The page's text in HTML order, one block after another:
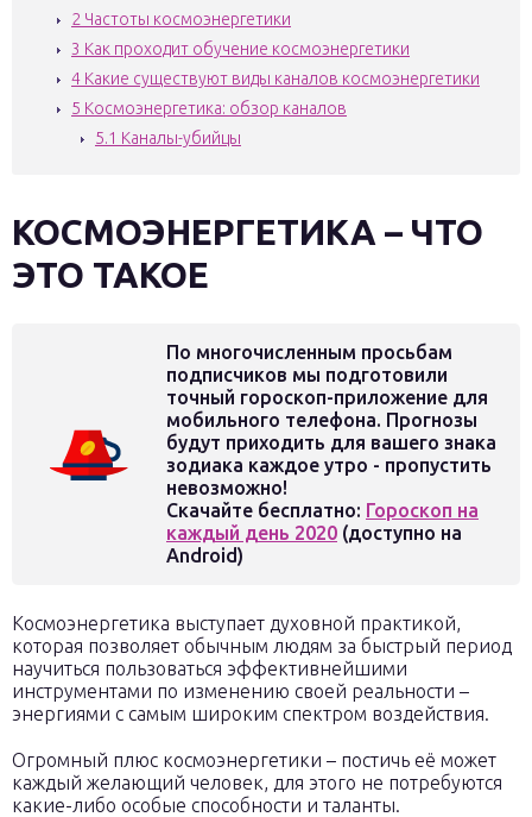
2 Частоты космоэнергетики
3 Как проходит обучение космоэнергетики
4 Какие существуют виды каналов космоэнергетики
5 Космоэнергетика: обзор каналов
5.1 Каналы-убийцы
КОСМОЭНЕРГЕТИКА – ЧТО
ЭТО ТАКОЕ
По многочисленным просьбам
подписчиков мы подготовили
точный гороскоп-приложение для
мобильного телефона. Прогнозы
будут приходить для вашего знака
зодиака каждое утро - пропустить
невозможно!
Скачайте бесплатно: Гороскоп на
каждый день 2020 (доступно на
Android)
Космоэнергетика выступает духовной практикой,
которая позволяет обычным людям за быстрый период
научиться пользоваться эффективнейшими
инструментами по изменению своей реальности –
энергиями с самым широким спектром воздействия.
Огромный плюс космоэнергетики – постичь её может
каждый желающий человек, для этого не потребуются
какие-либо особые способности и таланты.